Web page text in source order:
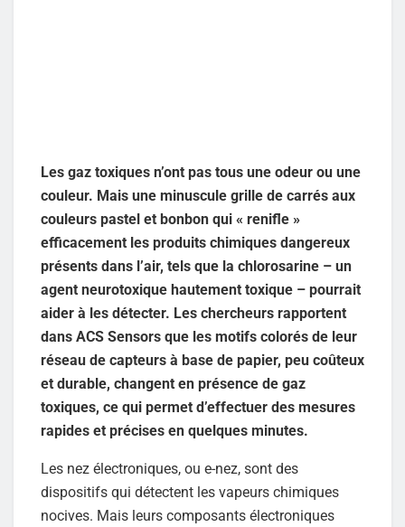
Les gaz toxiques n’ont pas tous une odeur ou une
couleur. Mais une minuscule grille de carrés aux
couleurs pastel et bonbon qui « renifle »
efficacement les produits chimiques dangereux
présents dans l’air, tels que la chlorosarine – un
agent neurotoxique hautement toxique – pourrait
aider à les détecter. Les chercheurs rapportent
dans ACS Sensors que les motifs colorés de leur
réseau de capteurs à base de papier, peu coûteux
et durable, changent en présence de gaz
toxiques, ce qui permet d’effectuer des mesures
rapides et précises en quelques minutes.
Les nez électroniques, ou e-nez, sont des
dispositifs qui détectent les vapeurs chimiques
nocives. Mais leurs composants électroniques